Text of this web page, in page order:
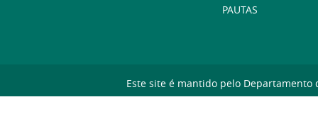
PAUTAS
Este site é mantido pelo